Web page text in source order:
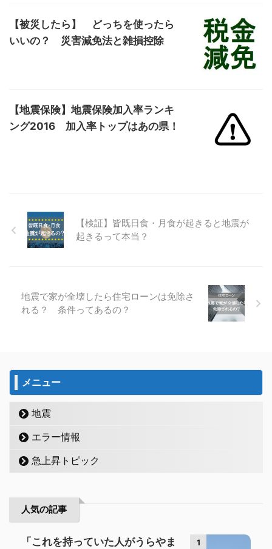
【被災したら】 どっちを使ったら
いいの？ 災害減免法と雑損控除
【地震保険】地震保険加入率ランキ
ング2016 加入率トップはあの県！
【検証】皆既日食・月食が起きると地震が
起きるって本当？
地震で家が全壊したら住宅ローンは免除さ
れる？ 条件ってあるの？
メニュー
地震
エラー情報
急上昇トピック
人気の記事
1
「これを持っていた人がうらやま